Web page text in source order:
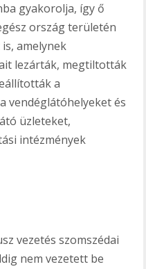
gyakorolja, így ő
ország területén
amelynek
lezárták, megtiltották
a
vendéglátóhelyeket és
üzleteket,
intézmények
vezetés szomszédai
nem vezetett be